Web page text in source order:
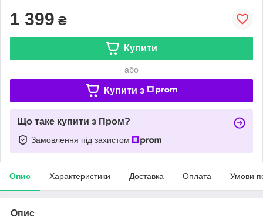
1 399 ₴
Купити
або
Купити з
Що таке купити з Пром?
Замовлення під захистом
Опис Характеристики Доставка Оплата Умови
Опис